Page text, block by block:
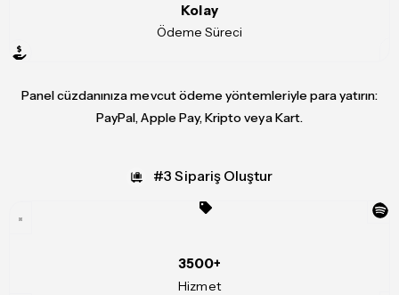
Kolay
Ödeme Süreci
Panel cüzdanınıza mevcut ödeme yöntemleriyle para yatırın:
PayPal, Apple Pay, Kripto veya Kart.
#3 Sipariş Oluştur
3500+
Hizmet